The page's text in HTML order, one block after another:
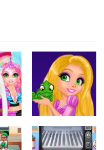
Relacionar
Funny